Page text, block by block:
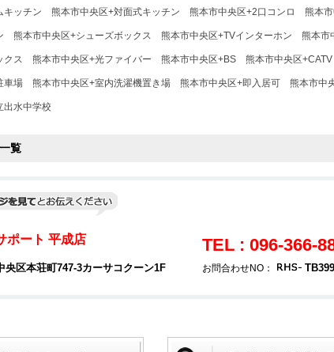
キッチン 熊本市中央区+対面式キッチン 熊本市中央区+2口コンロ 熊本
熊本市中央区+シューズボックス 熊本市中央区+TVインターホン 熊本市
クス 熊本市中央区+光ファイバー 熊本市中央区+BS 熊本市中央区+CATV
車場 熊本市中央区+室内洗濯機置き場 熊本市中央区+即入居可 熊本市中
出水中学校
覧
ポート 平成店
央区本荘町747-3カーサコクーン1F
TEL : 096-366-
お問合わせNO：